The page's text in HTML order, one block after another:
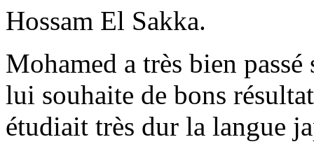
Hossam El Sakka.
Mohamed a très bien
lui souhaite de bons
étudiait très dur la langue